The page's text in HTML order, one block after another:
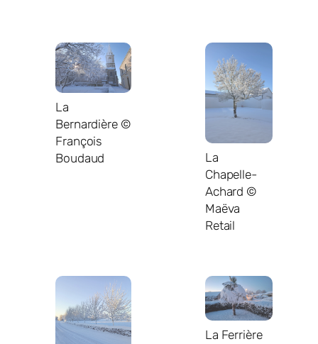
La
Bernardière ©
François
Boudaud
La
Chapelle-
Achard ©
Maëva
Retail
La Ferrière